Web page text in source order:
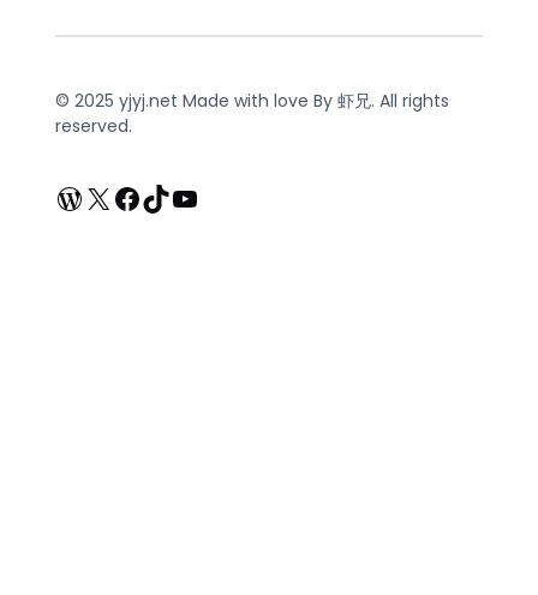
© 2025 yjyj.net Made with love By 虾兄. All rights
reserved.
WordPress
X Facebook
TikTokYouTube